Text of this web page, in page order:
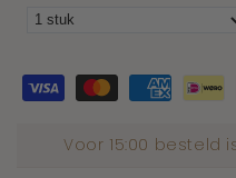
Voor 15:00 besteld